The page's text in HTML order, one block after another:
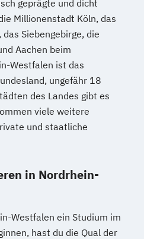
geprägte und dicht
Millionenstadt Köln, das
Siebengebirge, die
Aachen beim
Westfalen ist das
ungefähr 18
des Landes gibt es
viele weitere
und staatliche
in Nordrhein-
Westfalen ein Studium im
hast du die Qual der